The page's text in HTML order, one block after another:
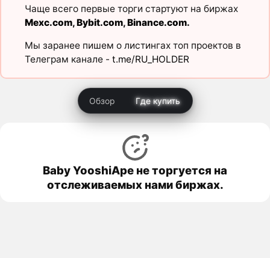
Чаще всего первые торги стартуют на биржах
Mexc.com,Bybit.com,Binance.com.
Мы заранее пишем о листингах топ проектов в
Телеграм канале - t.me/RU_HOLDER
Обзор Где купить
Baby YooshiApe не торгуется на
отслеживаемых нами биржах.